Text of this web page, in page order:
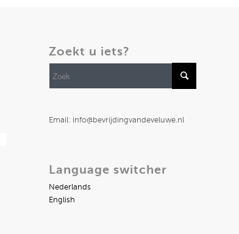
Zoekt u iets?
Email: info@bevrijdingvandeveluwe.nl
Language switcher
Nederlands
English